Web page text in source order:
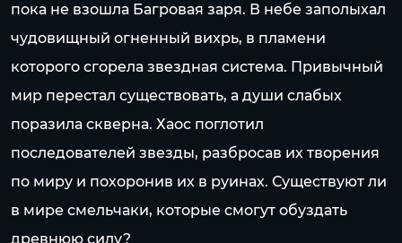
пока не взошла Багровая заря. В небе заполыхал
чудовищный огненный вихрь, в пламени
которого сгорела звездная система. Привычный
мир перестал существовать, а души слабых
поразила скверна. Хаос поглотил
последователей звезды, разбросав их творения
по миру и похоронив их в руинах. Существуют ли
в мире смельчаки, которые смогут обуздать
древнюю силу?